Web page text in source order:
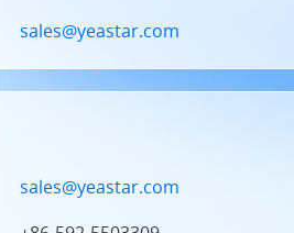
sales@yeastar.com
sales@yeastar.com